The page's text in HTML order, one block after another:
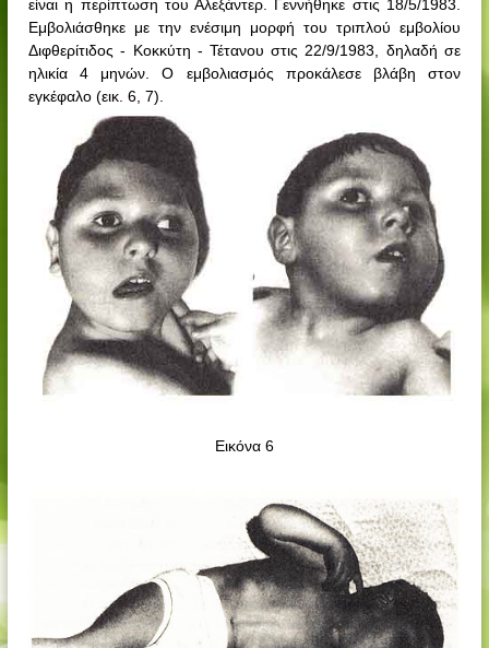
είναι η περίπτωση του Αλεξάντερ. Γεννήθηκε στις 18/5/1983.
Εμβολιάσθηκε με την ενέσιμη μορφή του τριπλού εμβολίου
Διφθερίτιδος - Κοκκύτη - Τέτανου στις 22/9/1983, δηλαδή σε
ηλικία 4 μηνών.Ο εμβολιασμός προκάλεσε βλάβη στον
εγκέφαλο (εικ. 6, 7).
Εικόνα 6